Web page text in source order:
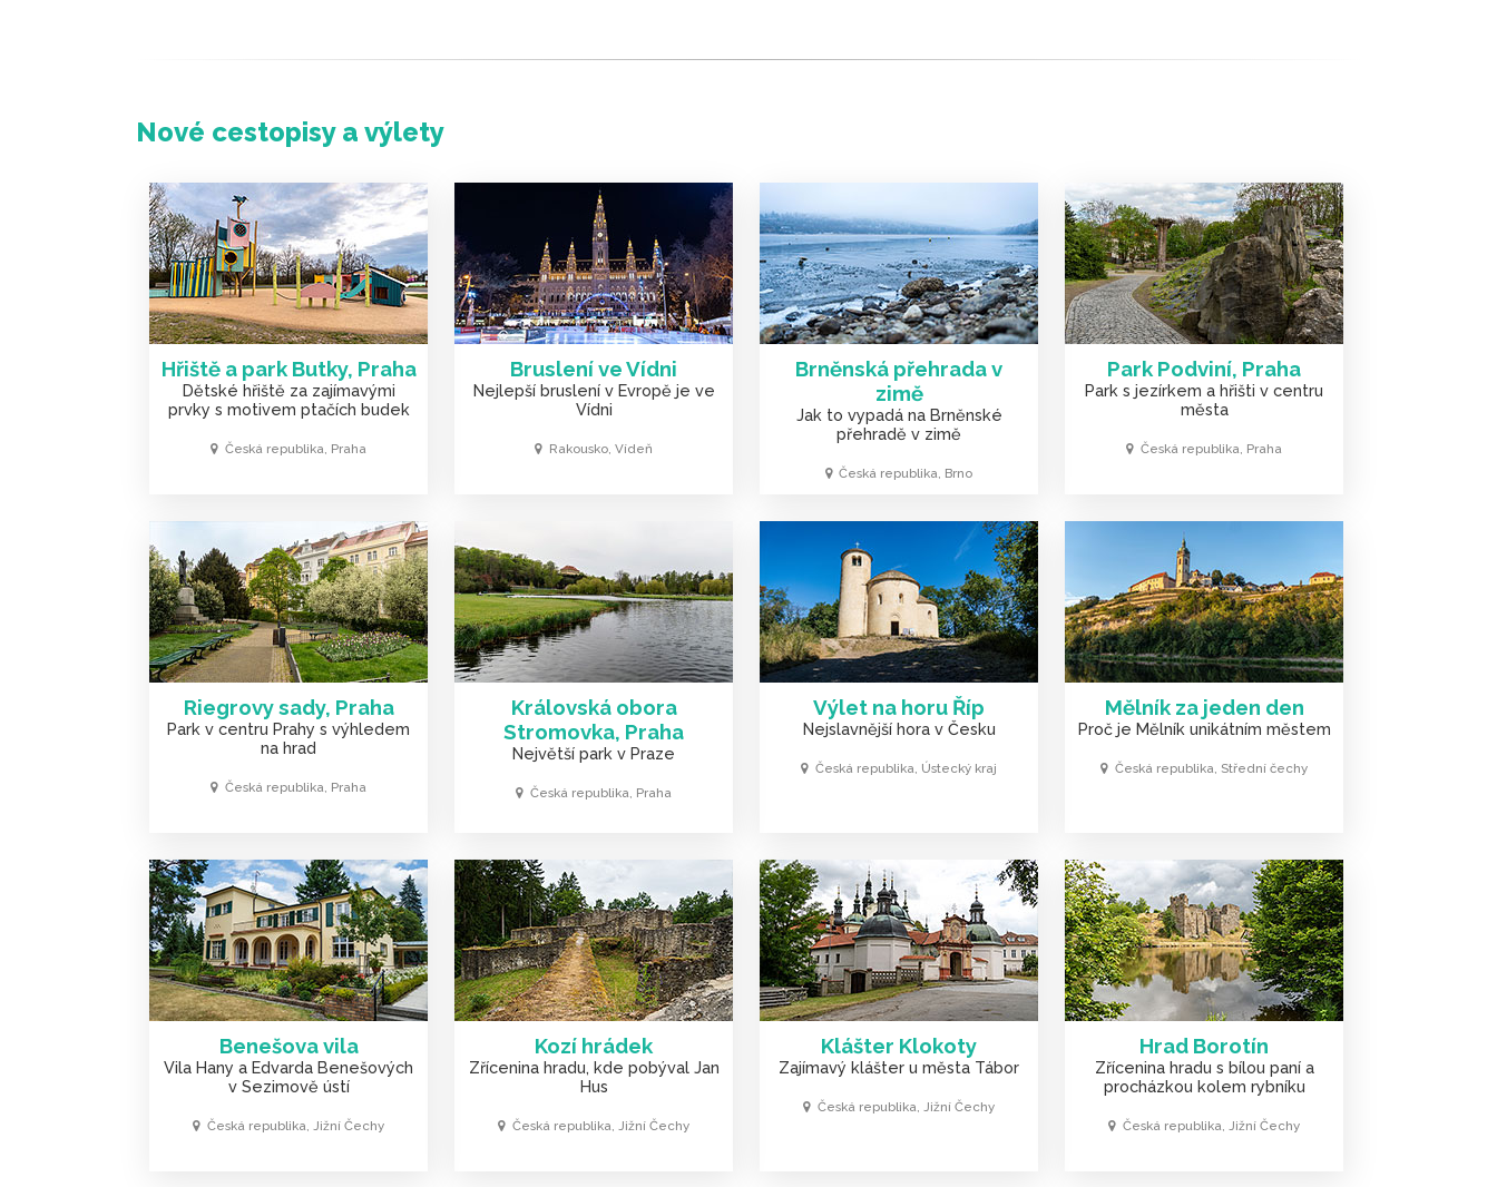
Nové cestopisy a výlety
Hřiště a park Butky, Praha
Dětské hřiště za zajímavými
prvky s motivem ptačích budek
Česká republika, Praha
Bruslení ve Vídni
Nejlepší bruslení v Evropě je ve
Vídni
Rakousko, Vídeň
Brněnská přehrada v
zimě
Jak to vypadá na Brněnské
přehradě v zimě
Česká republika, Brno
Park Podviní, Praha
Park s jezírkem a hřišti v centru
města
Česká republika, Praha
Riegrovy sady, Praha
Park v centru Prahy s výhledem
na hrad
Česká republika, Praha
Královská obora
Stromovka, Praha
Největší park v Praze
Česká republika, Praha
Výlet na horu Říp
Nejslavnější hora v Česku
Česká republika, Ústecký kraj
Mělník za jeden den
Proč je Mělník unikátním městem
Česká republika, Střední čechy
Benešova vila
Vila Hany a Edvarda Benešových
v Sezimově ústí
Česká republika, Jižní Čechy
Kozí hrádek
Zřícenina hradu, kde pobýval Jan
Hus
Česká republika, Jižní Čechy
Klášter Klokoty
Zajímavý klášter u města Tábor
Česká republika, Jižní Čechy
Hrad Borotín
Zřícenina hradu s bílou paní a
procházkou kolem rybníku
Česká republika, Jižní Čechy